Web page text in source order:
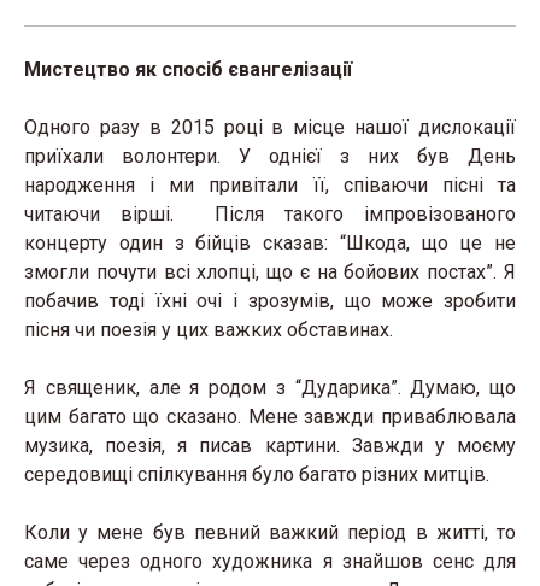
Мистецтво як спосіб євангелізації
Одного разу в 2015 році в місце нашої дислокації
приїхали волонтери. У однієї з них був День
народження і ми привітали її, співаючи пісні та
читаючи вірші. Після такого імпровізованого
концерту один з бійців сказав: “Шкода, що це не
змогли почути всі хлопці, що є на бойових постах”. Я
побачив тоді їхні очі і зрозумів, що може зробити
пісня чи поезія у цих важких обставинах.
Я священик, але я родом з “Дударика”. Думаю, що
цим багато що сказано. Мене завжди приваблювала
музика, поезія, я писав картини. Завжди у моєму
середовищі спілкування було багато різних митців.
Коли у мене був певний важкий період в житті, то
саме через одного художника я знайшов сенс для